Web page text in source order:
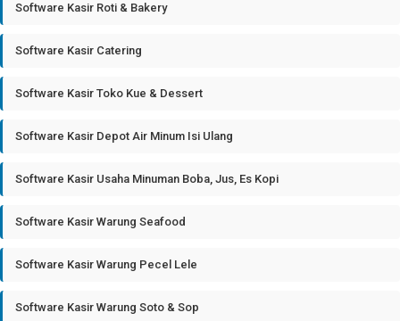
Software Kasir Roti & Bakery
Software Kasir Catering
Software Kasir Toko Kue & Dessert
Software Kasir Depot Air Minum Isi Ulang
Software Kasir Usaha Minuman Boba, Jus, Es Kopi
Software Kasir Warung Seafood
Software Kasir Warung Pecel Lele
Software Kasir Warung Soto & Sop